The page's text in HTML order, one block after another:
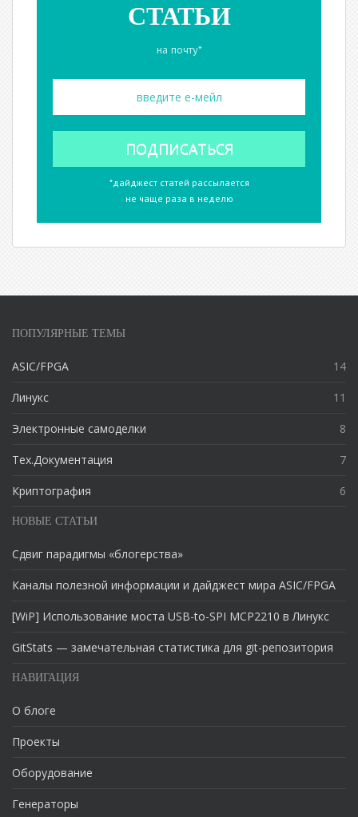
СТАТЬИ
на почту*
*дайджест статей рассылается
не чаще раза в неделю
ПОПУЛЯРНЫЕ ТЕМЫ
ASIC/FPGA 14
Линукс 11
Электронные самоделки 8
Тех.Документация 7
Криптография 6
НОВЫЕ СТАТЬИ
Сдвиг парадигмы «блогерства»
Каналы полезной информации и дайджест мира ASIC/FPGA
[WiP] Использование моста USB-to-SPI MCP2210 в Линукс
GitStats — замечательная статистика для git-репозитория
НАВИГАЦИЯ
О блоге
Проекты
Оборудование
Генераторы